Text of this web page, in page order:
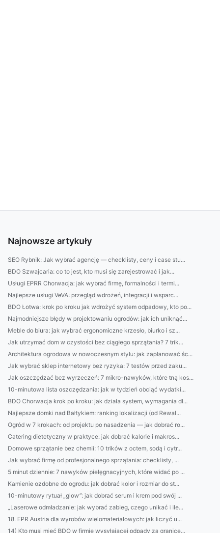
Najnowsze artykuły
SEO Rybnik: Jak wybrać agencję — checklisty, ceny i case stu...
BDO Szwajcaria: co to jest, kto musi się zarejestrować i jak...
Usługi EPRR Chorwacja: jak wybrać firmę, formalności i termi...
Najlepsze usługi VeVA: przegląd wdrożeń, integracji i wsparc...
BDO Łotwa: krok po kroku jak wdrożyć system odpadowy, kto po...
Najmodniejsze błędy w projektowaniu ogrodów: jak ich uniknąć...
Meble do biura: jak wybrać ergonomiczne krzesło, biurko i sz...
Jak utrzymać dom w czystości bez ciągłego sprzątania? 7 trik...
Architektura ogrodowa w nowoczesnym stylu: jak zaplanować śc...
Jak wybrać sklep internetowy bez ryzyka: 7 testów przed zaku...
Jak oszczędzać bez wyrzeczeń: 7 mikro-nawyków, które tną kos...
10-minutowa lista oszczędzania: jak w tydzień obciąć wydatki...
BDO Chorwacja krok po kroku: jak działa system, wymagania dl...
Najlepsze domki nad Bałtykiem: ranking lokalizacji (od Rewal...
Ogród w 7 krokach: od projektu po nasadzenia — jak dobrać ro...
Catering dietetyczny w praktyce: jak dobrać kalorie i makros...
Domowe sprzątanie bez chemii: 10 trików z octem, sodą i cytr...
Jak wybrać firmę od profesjonalnego sprzątania: checklisty, ...
5 minut dziennie: 7 nawyków pielęgnacyjnych, które widać po ...
Kamienie ozdobne do ogrodu: jak dobrać kolor i rozmiar do st...
10-minutowy rytuał „glow”: jak dobrać serum i krem pod swój ...
„Laserowe odmładzanie: jak wybrać zabieg, czego unikać i ile...
18. EPR Austria dla wyrobów wielomateriałowych: jak liczyć u...
14) Kto musi mieć BDO w firmie wysyłającej odpady za granicę...